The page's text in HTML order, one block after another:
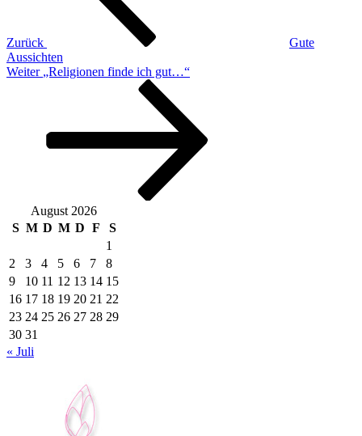
Zurück
Gute
Aussichten
Nächster
Weiter „Religionen finde ich gut…“
August 2026
S M D M D F
S
1
2
3 4 5 6 7
8
9
10 11 12 13 14 15
16 17 18 19 20 21 22
23 24 25 26 27 28 29
30 31
« Juli